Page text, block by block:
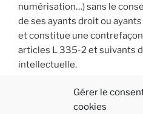
Gérer le
cookies
numérisation…) sans le
de ses ayants droit ou
et constitue une
articles L 335-2 et suivants
intellectuelle.